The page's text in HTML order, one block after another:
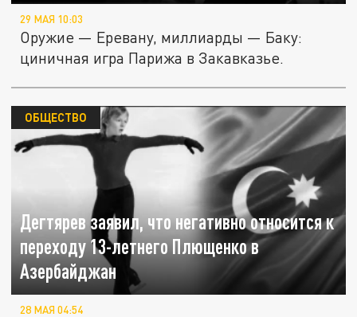
29 МАЯ 10:03
Оружие — Еревану, миллиарды — Баку:
циничная игра Парижа в Закавказье.
Дегтярев заявил, что негативно относится к
переходу 13-летнего Плющенко в
Азербайджан
ОБЩЕСТВО
28 МАЯ 04:54